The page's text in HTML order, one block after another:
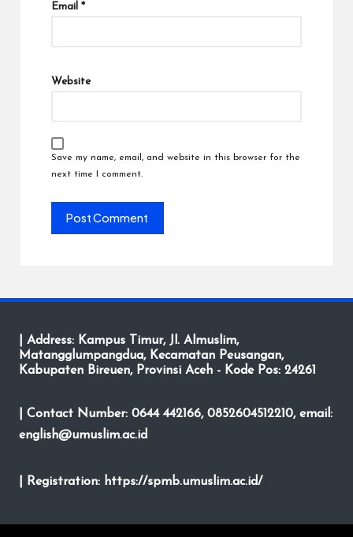
Email *
Website
Save my name, email, and website in this browser for the
next time I comment.
| Address: Kampus Timur, Jl. Almuslim,
Matangglumpangdua, Kecamatan Peusangan,
Kabupaten Bireuen, Provinsi Aceh - Kode Pos: 24261
| Contact Number: 0644 442166, 0852604512210, email:
english@umuslim.ac.id
| Registration: https://spmb.umuslim.ac.id/